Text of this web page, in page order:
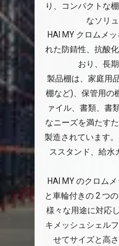
り、コンパクトな
なソリ
HAI MY クロムメ
れた防錆性、抗酸
おり、長
製品棚は、家庭用
棚など)、保管用の
ァイル、書類、書
なニーズを満たす
製造されています
ススタンド、給水
HAI MY のクロム
と車輪付きの 2 つ
様々な用途に対応
キメッシュシェル
せてサイズと高